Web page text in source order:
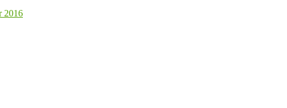
2016